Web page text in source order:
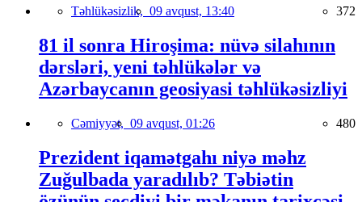
Təhlükəsizlik, 09 avqust, 13:40 372
81 il sonra Hiroşima: nüvə silahının
dərsləri, yeni təhlükələr və
Azərbaycanın geosiyasi təhlükəsizliyi
Cəmiyyət, 09 avqust, 01:26 480
Prezident iqamətgahı niyə məhz
Zuğulbada yaradılıb? Təbiətin